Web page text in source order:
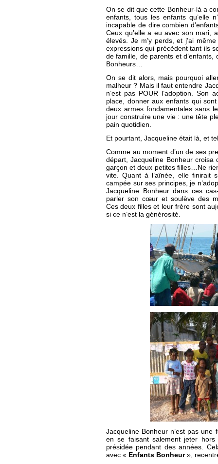
On se dit que cette Bonheur-là a
enfants, tous les enfants qu’elle
incapable de dire combien
Ceux qu’elle a eu avec son mari,
élevés. Je m’y perds, et j’ai
expressions qui précèdent tant ils
de famille, de parents et
Bonheurs…
On se dit alors, mais pourquoi
malheur ? Mais il faut entendre
n’est pas POUR l’adoption. Son
place, donner aux enfants qui
deux armes fondamentales sans
jour construire une vie : une tête
pain quotidien.
Et pourtant, Jacqueline était là, et
Comme au moment d’un de ses
départ, Jacqueline Bonheur croisa
garçon et deux petites filles…Ne
vite. Quant à l’aînée, elle finirait
campée sur ses principes, je
Jacqueline Bonheur dans ces
parler son cœur et soulève des
Ces deux filles et leur frère sont
si ce n’est la générosité.
Jacqueline Bonheur n’est pas une
en se faisant salement jeter hors
présidée pendant des années.
avec « Enfants Bonheur»,